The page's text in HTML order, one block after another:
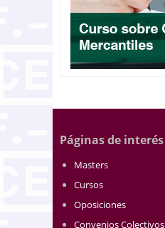
Páginas de interés
Masters
Cursos
Oposiciones
Convenios Colectivos